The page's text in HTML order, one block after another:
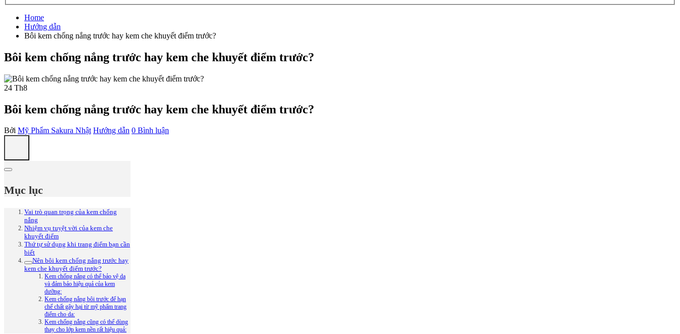
Home
Hướng dẫn
Bôi kem chống nắng trước hay kem che khuyết điểm trước?
Bôi kem chống nắng trước hay kem che khuyết điểm trước?
24 Th8
Bôi kem chống nắng trước hay kem che khuyết điểm trước?
Bởi Mỹ Phẩm Sakura Nhật Hướng dẫn 0 Bình luận
Mục lục
Vai trò quan trọng của kem chống
nắng
Nhiệm vụ tuyệt vời của kem che
khuyết điểm
Thứ tự sử dụng khi trang điểm bạn cần
biết
Nên bôi kem chống nắng trước hay
kem che khuyết điểm trước?
Kem chống nắng có thể bảo vệ da
và đảm bảo hiệu quả của kem
dưỡng:
Kem chống nắng bôi trước để hạn
chế chất gây hại từ mỹ phẩm trang
điểm cho da:
Kem chống nắng cũng có thể dùng
thay cho lớp kem nền rất hiệu quả: